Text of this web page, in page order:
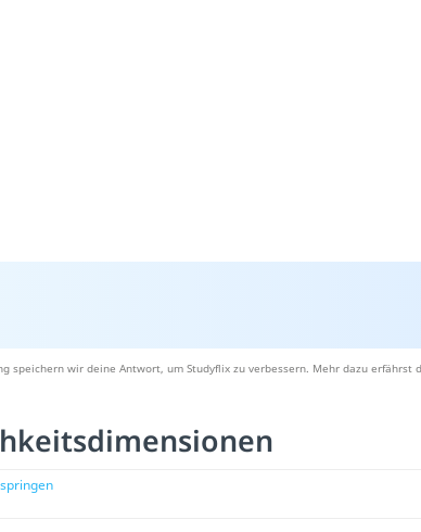
speichern wir deine Antwort, um Studyflix zu verbessern. Mehr dazu erfährst